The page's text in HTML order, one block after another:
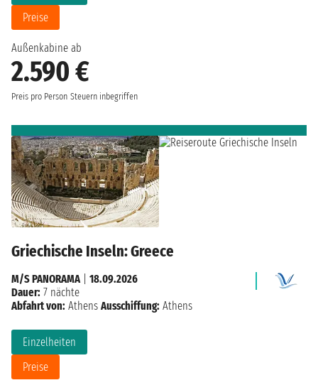
Außenkabine ab
2.590 €
Preis pro Person Steuern inbegriffen
Preise
Griechische Inseln: Greece
Einzelheiten
Preise
M/S PANORAMA| 18.09.2026
Dauer: 7 nächte
Abfahrt von: Athens Ausschiffung: Athens